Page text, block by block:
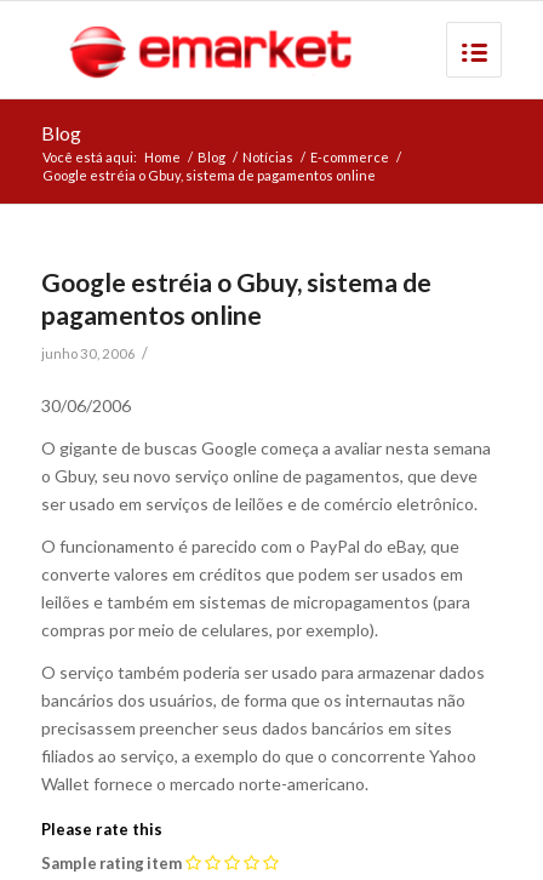
Blog
Você está aqui: Home / Blog / Notícias / E-commerce /
Google estréia o Gbuy, sistema de pagamentos online
Google estréia o Gbuy, sistema de
pagamentos online
junho 30, 2006 /
30/06/2006
O gigante de buscas Google começa a avaliar nesta semana
o Gbuy, seu novo serviço online de pagamentos, que deve
ser usado em serviços de leilões e de comércio eletrônico.
O funcionamento é parecido com o PayPal do eBay, que
converte valores em créditos que podem ser usados em
leilões e também em sistemas de micropagamentos (para
compras por meio de celulares, por exemplo).
O serviço também poderia ser usado para armazenar dados
bancários dos usuários, de forma que os internautas não
precisassem preencher seus dados bancários em sites
filiados ao serviço, a exemplo do que o concorrente Yahoo
Wallet fornece o mercado norte-americano.
Please rate this
Sample rating item